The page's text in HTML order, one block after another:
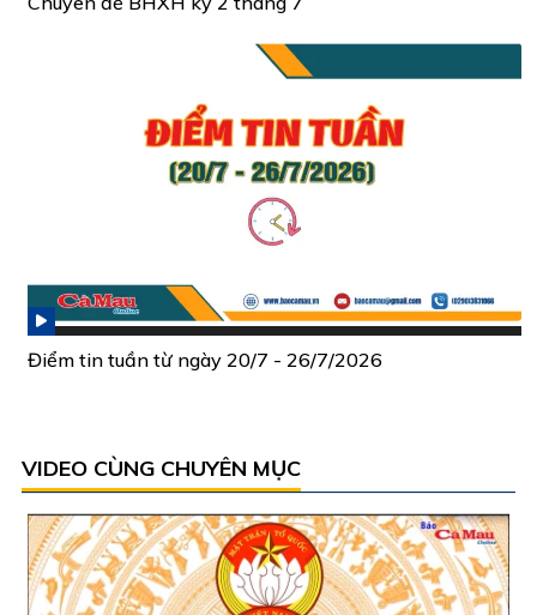
Điểm tin tuần từ ngày 20/7 - 26/7/2026
VIDEO CÙNG CHUYÊN MỤC